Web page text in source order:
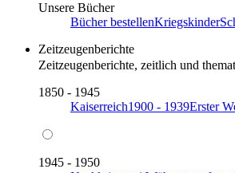
Unsere Bücher
Bücher bestellenKriegskinder
Zeitzeugenberichte
Zeitzeugenberichte, zeitlich und
1850 - 1945
Kaiserreich1900 - 1939Erster
1945 - 1950